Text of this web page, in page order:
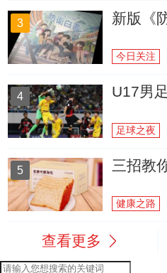
3 新版《
今日关注
4 U17男
足球之夜
5 三招教
健康之路
查看更多